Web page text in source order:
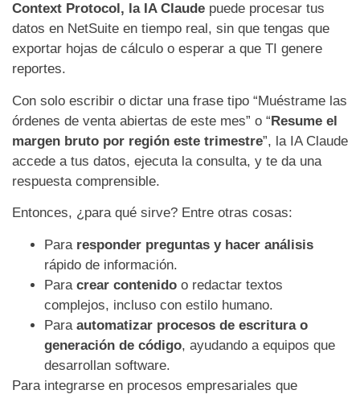
Context Protocol, la IA Claude puede procesar tus
datos en NetSuite en tiempo real, sin que tengas que
exportar hojas de cálculo o esperar a que TI genere
reportes.
Con solo escribir o dictar una frase tipo “Muéstrame las
órdenes de venta abiertas de este mes” o “Resume el
margen bruto por región este trimestre”, la IA Claude
accede a tus datos, ejecuta la consulta, y te da una
respuesta comprensible.
Entonces, ¿para qué sirve? Entre otras cosas:
Para responder preguntas y hacer análisis
rápido de información.
Para crear contenido o redactar textos
complejos, incluso con estilo humano.
Para automatizar procesos de escritura o
generación de código, ayudando a equipos que
desarrollan software.
Para integrarse en procesos empresariales que